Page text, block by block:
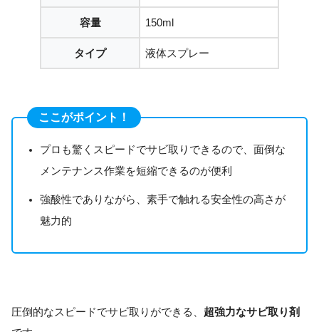
容量 150ml
タイプ 液体スプレー
ここがポイント！
プロも驚くスピードでサビ取りできるので、面倒な
メンテナンス作業を短縮できるのが便利
強酸性でありながら、素手で触れる安全性の高さが
魅力的
圧倒的なスピードでサビ取りができる、 超強力なサビ取り剤